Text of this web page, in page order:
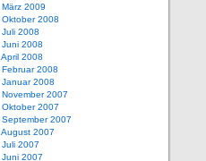
März 2009
Oktober 2008
Juli 2008
Juni 2008
April 2008
Februar 2008
Januar 2008
November 2007
Oktober 2007
September 2007
August 2007
Juli 2007
Juni 2007